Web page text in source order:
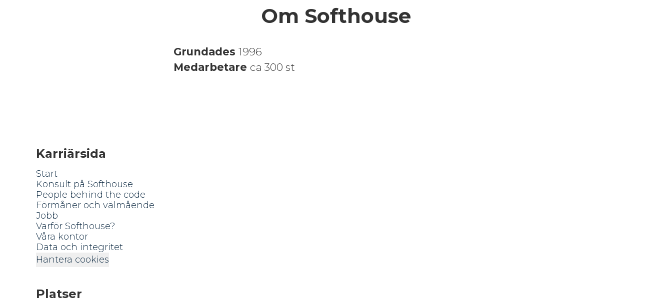
Om Softhouse
Grundades 1996
Medarbetare ca 300 st
Karriärsida
Start
Konsult på Softhouse
People behind the code
Förmåner och välmående
Jobb
Varför Softhouse?
Våra kontor
Data och integritet
Hantera cookies
Platser